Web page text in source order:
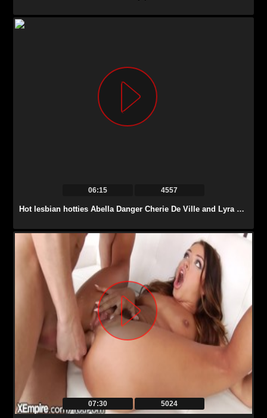
06:15 4557
Hot lesbian hotties Abella Danger Cherie De Ville and Lyra Law started a sizzling strap on threesome session and shared their multiple orgasms.
07:30 5024